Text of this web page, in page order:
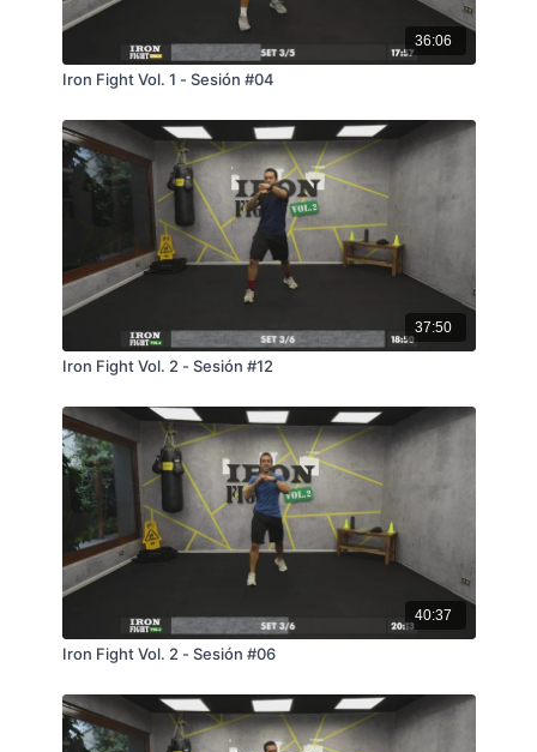
36:06
Iron Fight Vol. 1 - Sesión #04
37:50
Iron Fight Vol. 2 - Sesión #12
40:37
Iron Fight Vol. 2 - Sesión #06